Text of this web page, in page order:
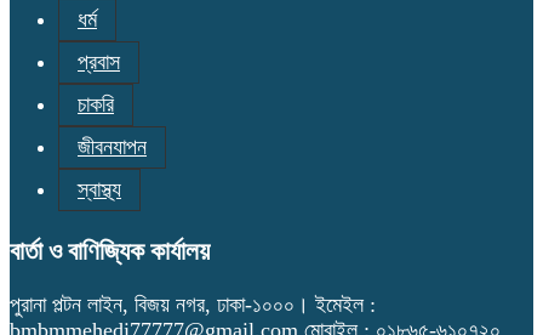
ধর্ম
প্রবাস
চাকরি
জীবনযাপন
স্বাস্থ্য
বার্তা ও বাণিজ্যিক কার্যালয়
পুরানা পল্টন লাইন, বিজয় নগর, ঢাকা-১০০০। ইমেইল :